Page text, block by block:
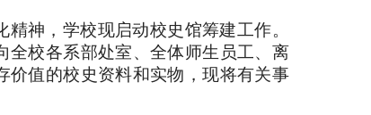
神，学校现启动校史馆筹建工作。
全校各系部处室、全体师生员工、离
价值的校史资料和实物，现将有关事